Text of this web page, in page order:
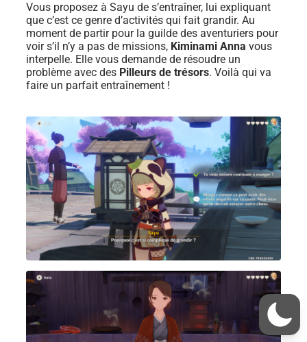
Vous proposez à Sayu de s’entraîner, lui expliquant
que c’est ce genre d’activités qui fait grandir. Au
moment de partir pour la guilde des aventuriers pour
voir s’il n’y a pas de missions, Kiminami Anna vous
interpelle. Elle vous demande de résoudre un
problème avec des Pilleurs de trésors. Voilà qui va
faire un parfait entraînement !